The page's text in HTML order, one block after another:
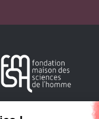
Créée en 1963, la Fondation
soutient la recherche et la